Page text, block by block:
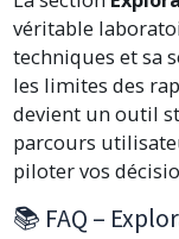
véritable
techniques et sa
les limites des
devient un outil
parcours
piloter vos
📚 FAQ –